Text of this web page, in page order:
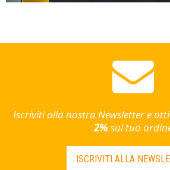
Iscriviti alla nostra Newsletter e
2% sul tuo
ISCRIVITI ALLA